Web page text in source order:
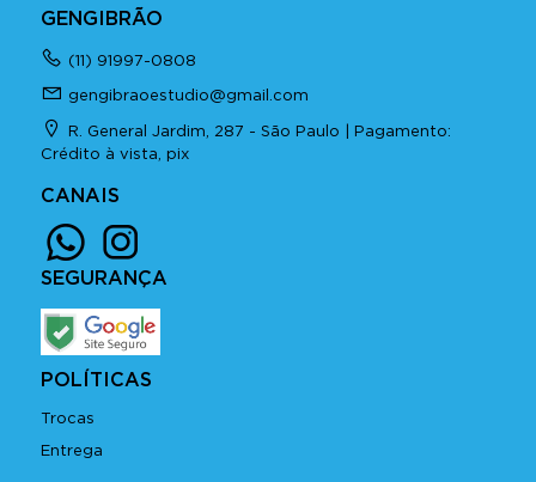
GENGIBRÃO
(11) 91997-0808
gengibraoestudio@gmail.com
R. General Jardim, 287 - São Paulo | Pagamento:
Crédito à vista, pix
CANAIS
SEGURANÇA
POLÍTICAS
Trocas
Entrega